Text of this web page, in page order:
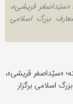
«سیّداصغر قریشی»،
بزرگ اسلامی
«سیّداصغر قریشی»،
بزرگ اسلامی برگزار